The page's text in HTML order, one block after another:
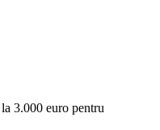
3.000 euro pentru